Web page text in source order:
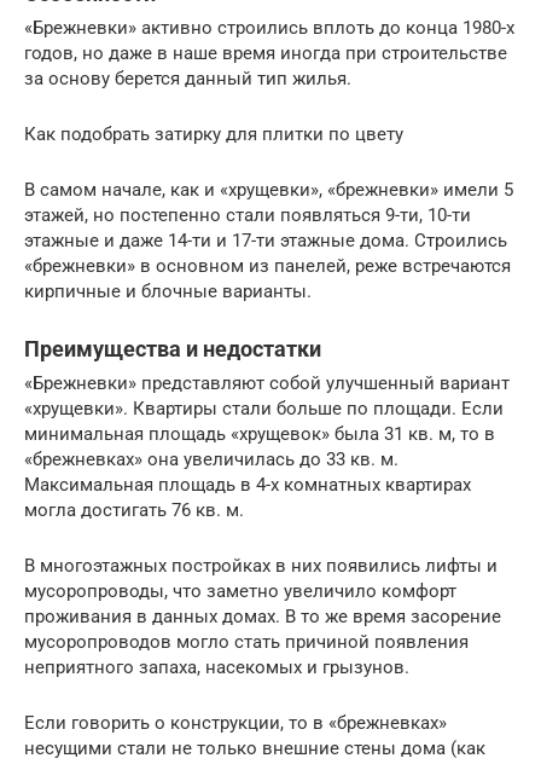
«Брежневки» активно строились вплоть до конца 1980-х
годов, но даже в наше время иногда при строительстве
за основу берется данный тип жилья.
Как подобрать затирку для плитки по цвету
В самом начале, как и «хрущевки», «брежневки» имели 5
этажей, но постепенно стали появляться 9-ти, 10-ти
этажные и даже 14-ти и 17-ти этажные дома. Строились
«брежневки» в основном из панелей, реже встречаются
кирпичные и блочные варианты.
Преимущества и недостатки
«Брежневки» представляют собой улучшенный вариант
«хрущевки». Квартиры стали больше по площади. Если
минимальная площадь «хрущевок» была 31 кв. м, то в
«брежневках» она увеличилась до 33 кв. м.
Максимальная площадь в 4-х комнатных квартирах
могла достигать 76 кв. м.
В многоэтажных постройках в них появились лифты и
мусоропроводы, что заметно увеличило комфорт
проживания в данных домах. В то же время засорение
мусоропроводов могло стать причиной появления
неприятного запаха, насекомых и грызунов.
Если говорить о конструкции, то в «брежневках»
несущими стали не только внешние стены дома (как